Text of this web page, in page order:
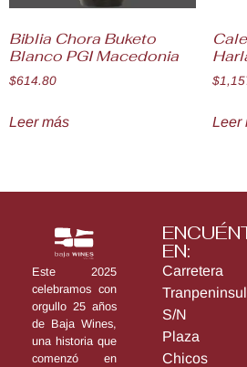
Biblia Chora Buketo
Blanco PGI Macedonia
$614.80
Leer más
$
Leer
Este 2025
celebramos con
orgullo 25 años
de Baja Wines,
una historia que
comenzó en
EN:
Carretera
S/N
Plaza
Chicos